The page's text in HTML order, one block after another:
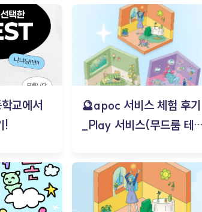
교에서
!
🔮apoc 서비스 체험 후기
_Play 서비스(무드룸 테스